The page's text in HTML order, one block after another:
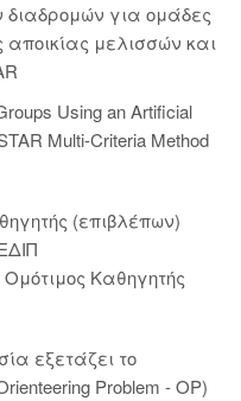
διαδρομών για ομάδες
μελισσών και
Using an Artificial
Multi-Criteria Method
(επιβλέπων)
Καθηγητής
εξετάζει το
Problem - OP)